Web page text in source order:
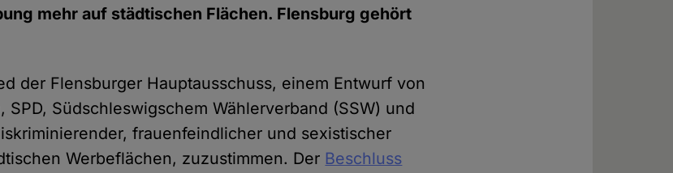
mehr auf städtischen Flächen. Flensburg gehört
der Flensburger Hauptausschuss, einem Entwurf von
SPD, Südschleswigschem Wählerverband (SSW) und
frauenfeindlicher und sexistischer
Werbeflächen, zuzustimmen. Der Beschluss